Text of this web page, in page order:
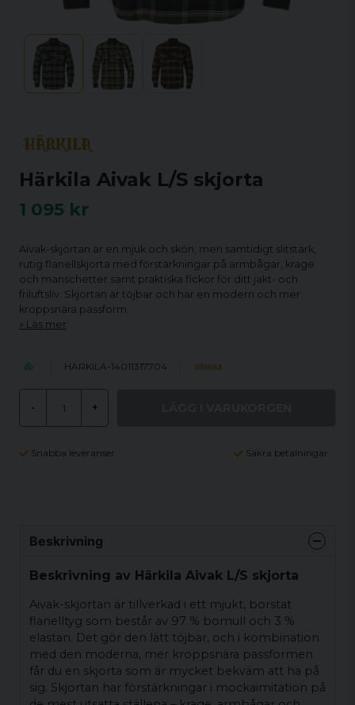
Härkila Aivak L/S skjorta
1 095 kr
Aivak-skjortan är en mjuk och skön, men samtidigt slitstark,
rutig flanellskjorta med förstärkningar på armbågar, krage
och manschetter samt praktiska fickor för ditt jakt- och
friluftsliv. Skjortan är töjbar och har en modern och mer
kroppsnära passform.
Läs mer
HARKILA-14011317704
- +
Snabba leveranser Säkra betalningar
Beskrivning
Beskrivning av Härkila Aivak L/S skjorta
Aivak-skjortan är tillverkad i ett mjukt, borstat
flanelltyg som består av 97 % bomull och 3 %
elastan. Det gör den lätt töjbar, och i kombination
med den moderna, mer kroppsnära passformen
får du en skjorta som är mycket bekväm att ha på
sig. Skjortan har förstärkningar i mockaimitation på